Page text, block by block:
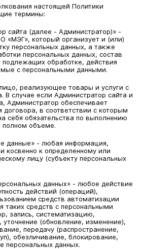
настоящей Политики
термины:
сайта (далее - Администратор)» -
«МЭГ», который организует и (или)
персональных данных, а также
персональных данных, состав
подлежащих обработке, действия
с персональными данными.
реализующее товары и услуги с
В случае если Администратор сайта и
Администратор обеспечивает
в соответствии с которым
себя обязательства по выполнению
полном объеме.
данные» - любая информация,
косвенно к определенному или
лицу (субъекту персональных
данных» - любое действие
действий (операций),
средств автоматизации
таких средств с персональными
запись, систематизацию,
уточнение (обновление, изменение),
передачу (распространение,
обезличивание, блокирование,
персональных данных.